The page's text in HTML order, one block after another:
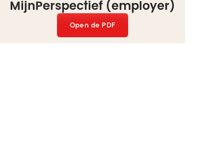
MijnPerspectief (employer)
Open de PDF